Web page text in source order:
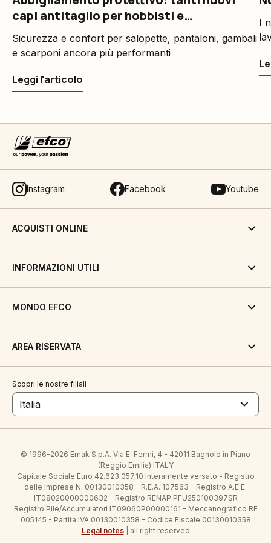
capi antitaglio per hobbisti e
professionisti del verde
Sicurezza e confort per salopette, pantaloni, gambali
e scarponi ancora più performanti
Leggi l'articolo
I
Instagram Facebook Youtube
ACQUISTI ONLINE
INFORMAZIONI UTILI
MONDO EFCO
AREA RISERVATA
Scopri le nostre filiali
Italia
© 1996-2026 Emak S.p.A. Via E. Fermi, 4 - 42011 Bagnolo in Piano
(Reggio Emilia) ITALY
Capitale Sociale Euro 42.623.057,10 Interamente versato - Registro
delle Imprese N. 00130010358 - R.E.A. 107563 - Registro A.E.E.
IT08020000000632 - Registro RENAP PFU250100397SR
Registro Pile/Accumulatori IT09060P00000161 - Meccanografico RE
005145 - Partita IVA 00130010358 - Codice Fiscale 00130010358
Legal notes| all right reserved